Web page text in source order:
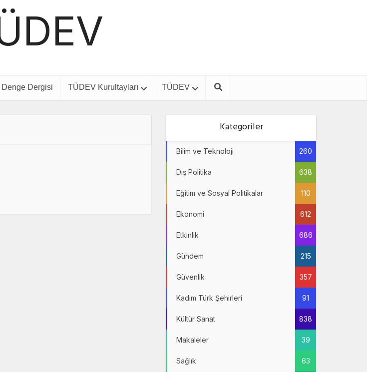
Denge Dergisi TÜDEV Kurultayları TÜDEV
Kategoriler
Bilim ve Teknoloji 260
Dış Politika 638
Eğitim ve Sosyal Politikalar 110
Ekonomi 612
Etkinlik 686
Gündem 215
Güvenlik 357
Kadim Türk Şehirleri 91
Kültür Sanat 838
Makaleler 39
Sağlık 63